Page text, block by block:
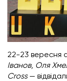
22-23 вересня
Іванов, Оля
Cross—